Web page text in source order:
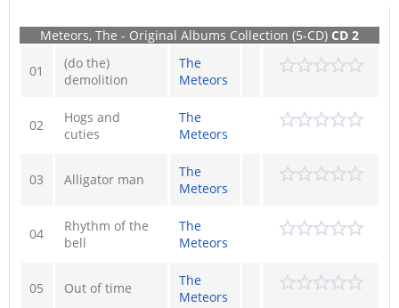
Meteors, The - Original Albums Collection (5-CD) CD 2
01
(do the)
demolition
The
Meteors
02
Hogs and
cuties
The
Meteors
03 Alligator man
The
Meteors
04
Rhythm of the
bell
The
Meteors
05 Out of time
The
Meteors